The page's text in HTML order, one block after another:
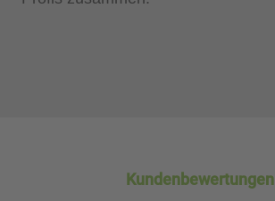
Kundenbewertungen